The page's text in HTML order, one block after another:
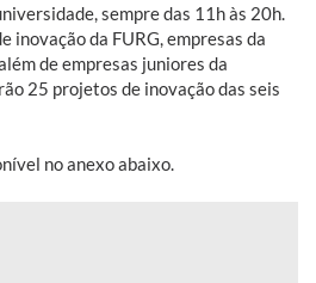
sempre das 11h às 20h.
inovação da FURG, empresas da
de empresas juniores da
25 projetos de inovação das seis
no anexo abaixo.